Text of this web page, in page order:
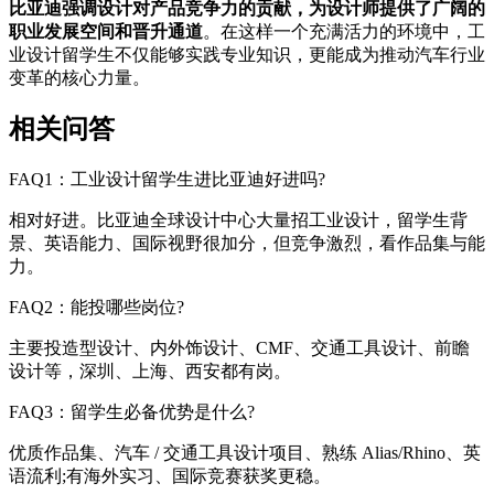
比亚迪强调设计对产品竞争力的贡献，为设计师提供了广阔的
职业发展空间和晋升通道。在这样一个充满活力的环境中，工
业设计留学生不仅能够实践专业知识，更能成为推动汽车行业
变革的核心力量。
相关问答
FAQ1：工业设计留学生进比亚迪好进吗?
相对好进。比亚迪全球设计中心大量招工业设计，留学生背
景、英语能力、国际视野很加分，但竞争激烈，看作品集与能
力。
FAQ2：能投哪些岗位?
主要投造型设计、内外饰设计、CMF、交通工具设计、前瞻
设计等，深圳、上海、西安都有岗。
FAQ3：留学生必备优势是什么?
优质作品集、汽车 / 交通工具设计项目、熟练 Alias/Rhino、英
语流利;有海外实习、国际竞赛获奖更稳。